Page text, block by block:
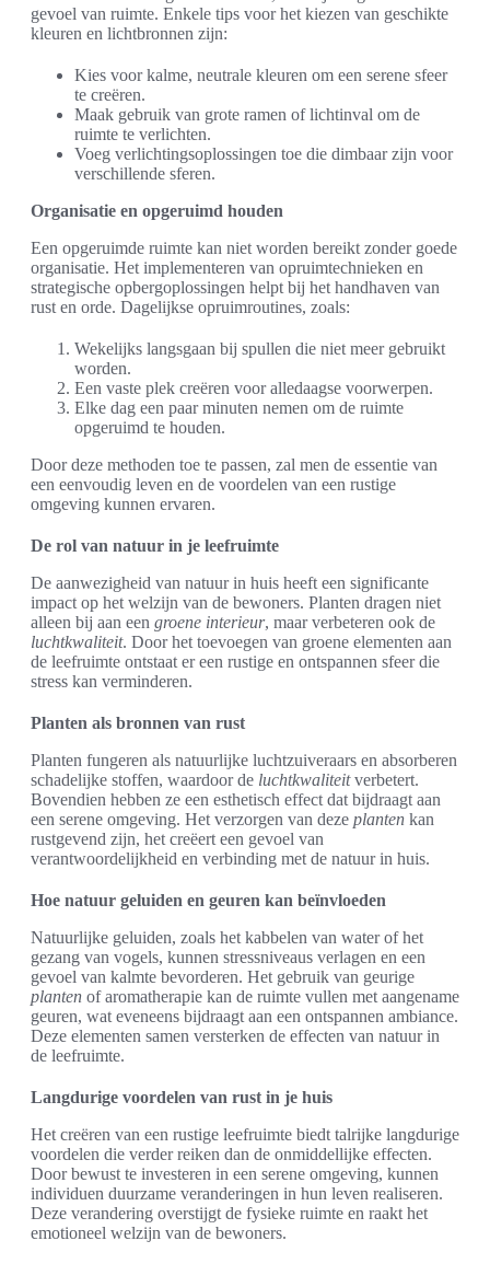
gevoel van ruimte. Enkele tips voor het kiezen van geschikte
kleuren en lichtbronnen zijn:
Kies voor kalme, neutrale kleuren om een serene sfeer
te creëren.
Maak gebruik van grote ramen of lichtinval om de
ruimte te verlichten.
Voeg verlichtingsoplossingen toe die dimbaar zijn voor
verschillende sferen.
Organisatie en opgeruimd houden
Een opgeruimde ruimte kan niet worden bereikt zonder goede
organisatie. Het implementeren van opruimtechnieken en
strategische opbergoplossingen helpt bij het handhaven van
rust en orde. Dagelijkse opruimroutines, zoals:
Wekelijks langsgaan bij spullen die niet meer gebruikt
worden.
Een vaste plek creëren voor alledaagse voorwerpen.
Elke dag een paar minuten nemen om de ruimte
opgeruimd te houden.
Door deze methoden toe te passen, zal men de essentie van
een eenvoudig leven en de voordelen van een rustige
omgeving kunnen ervaren.
De rol van natuur in je leefruimte
De aanwezigheid van natuur in huis heeft een significante
impact op het welzijn van de bewoners. Planten dragen niet
alleen bij aan een groene interieur, maar verbeteren ook de
luchtkwaliteit. Door het toevoegen van groene elementen aan
de leefruimte ontstaat er een rustige en ontspannen sfeer die
stress kan verminderen.
Planten als bronnen van rust
Planten fungeren als natuurlijke luchtzuiveraars en absorberen
schadelijke stoffen, waardoor de luchtkwaliteitverbetert.
Bovendien hebben ze een esthetisch effect dat bijdraagt aan
een serene omgeving. Het verzorgen van deze planten kan
rustgevend zijn, het creëert een gevoel van
verantwoordelijkheid en verbinding met de natuur in huis.
Hoe natuur geluiden en geuren kan beïnvloeden
Natuurlijke geluiden, zoals het kabbelen van water of het
gezang van vogels, kunnen stressniveaus verlagen en een
gevoel van kalmte bevorderen. Het gebruik van geurige
planten of aromatherapie kan de ruimte vullen met aangename
geuren, wat eveneens bijdraagt aan een ontspannen ambiance.
Deze elementen samen versterken de effecten van natuur in
de leefruimte.
Langdurige voordelen van rust in je huis
Het creëren van een rustige leefruimte biedt talrijke langdurige
voordelen die verder reiken dan de onmiddellijke effecten.
Door bewust te investeren in een serene omgeving, kunnen
individuen duurzame veranderingen in hun leven realiseren.
Deze verandering overstijgt de fysieke ruimte en raakt het
emotioneel welzijn van de bewoners.